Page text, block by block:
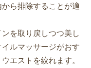
ら排除することが適
を取り戻しつつ美し
ルマッサージがおす
エストを絞れます。